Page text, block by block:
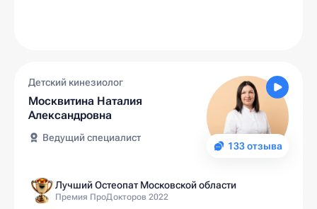
133 отзыва
Детский кинезиолог
Москвитина Наталия
Александровна
Ведущий специалист
Лучший Остеопат Московской области
Премия ПроДокторов 2022